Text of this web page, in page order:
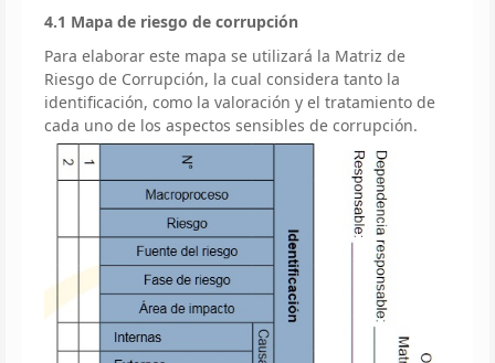
4.1 Mapa de riesgo de corrupción
Para elaborar este mapa se utilizará la Matriz de
Riesgo de Corrupción, la cual considera tanto la
identificación, como la valoración y el tratamiento de
cada uno de los aspectos sensibles de corrupción.